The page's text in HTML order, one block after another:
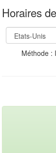
Horaires
Méthode :